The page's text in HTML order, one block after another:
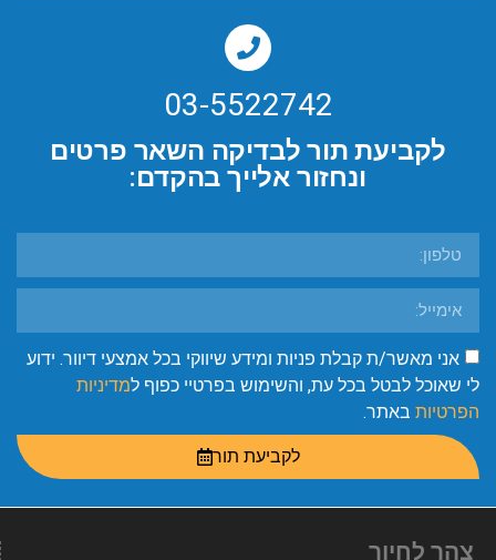
03-5522742
לקביעת תור לבדיקה השאר פרטים
ונחזור אלייך בהקדם:
אני מאשר/ת קבלת פניות ומידע שיווקי בכל אמצעי דיוור. ידוע
לי שאוכל לבטל בכל עת, והשימוש בפרטיי כפוף למדיניות
הפרטיותבאתר.
לקביעת תור
צהר לחיוך